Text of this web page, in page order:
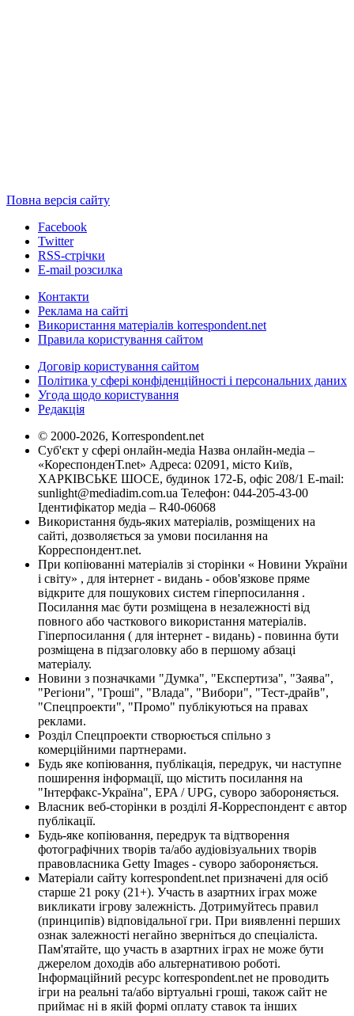
Повна версія сайту
Facebook
Twitter
RSS-стрічки
E-mail розсилка
Контакти
Реклама на сайті
Використання матеріалів korrespondent.net
Правила користування сайтом
Договір користування сайтом
Політика у сфері конфіденційності і персональних даних
Угода щодо користування
Редакція
© 2000-2026, Korrespondent.net
Суб'єкт у сфері онлайн-медіа Назва онлайн-медіа –
«КореспонденТ.net» Адреса: 02091, місто Київ,
ХАРКІВСЬКЕ ШОСЕ, будинок 172-Б, офіс 208/1 E-mail:
sunlight@mediadim.com.ua Телефон: 044-205-43-00
Ідентифікатор медіа – R40-06068
Використання будь-яких матеріалів, розміщених на
сайті, дозволяється за умови посилання на
Корреспондент.net.
При копіюванні матеріалів зі сторінки « Новини України
і світу» , для інтернет - видань - обов'язкове пряме
відкрите для пошукових систем гіперпосилання .
Посилання має бути розміщена в незалежності від
повного або часткового використання матеріалів.
Гіперпосилання ( для інтернет - видань) - повинна бути
розміщена в підзаголовку або в першому абзаці
матеріалу.
Новини з позначками "Думка", "Експертиза", "Заява",
"Регіони", "Гроші", "Влада", "Вибори", "Тест-драйв",
"Спецпроекти", "Промо" публікуються на правах
реклами.
Розділ Спецпроекти створюється спільно з
комерційними партнерами.
Будь яке копіювання, публікація, передрук, чи наступне
поширення інформації, що містить посилання на
"Інтерфакс-Україна", EPA / UPG, суворо забороняється.
Власник веб-сторінки в розділі Я-Корреспондент є автор
публікації.
Будь-яке копіювання, передрук та відтворення
фотографічних творів та/або аудіовізуальних творів
правовласника Getty Images - суворо забороняється.
Матеріали сайту korrespondent.net призначені для осіб
старше 21 року (21+). Участь в азартних іграх може
викликати ігрову залежність. Дотримуйтесь правил
(принципів) відповідальної гри. При виявленні перших
ознак залежності негайно зверніться до спеціаліста.
Пам'ятайте, що участь в азартних іграх не може бути
джерелом доходів або альтернативою роботі.
Інформаційний ресурс korrespondent.net не проводить
ігри на реальні та/або віртуальні гроші, також сайт не
приймає ні в якій формі оплату ставок та інших